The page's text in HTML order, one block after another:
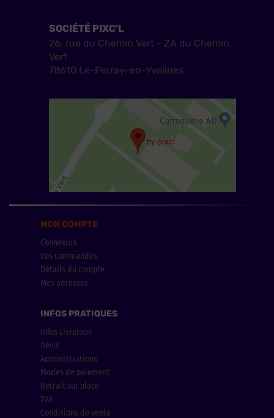
SOCIÉTÉ PIXC'L
26, rue du Chemin Vert - ZA du Chemin
Vert
78610 Le-Perray-en-Yvelines
MON COMPTE
Connexion
Vos commandes
Détails du compte
Mes adresses
INFOS PRATIQUES
Infos Livraison
Devis
Administrations
Modes de paiement
Retrait sur place
TVA
Conditions de vente